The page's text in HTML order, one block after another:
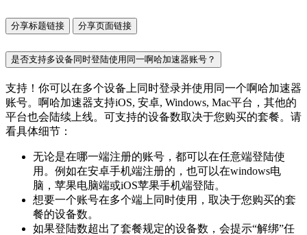
分享标题链接 分享页面链接
是否支持多设备同时登陆使用同一啊哈加速器账号？
支持！你可以在多个设备上同时登录并使用同一个啊哈加速器
账号。啊哈加速器支持iOS, 安卓, Windows, Mac平台，其他的
平台也会陆续上线。可支持的设备数取决于您购买的套餐。请
看具体细节：
无论是在哪一端注册的账号，都可以在任意端登陆使
用。例如在安卓手机端注册的，也可以在windows电
脑，苹果电脑端或iOS苹果手机端登陆。
想要一个账号在多个端上同时使用，取决于您购买的套
餐的设备数。
如果登陆数超出了套餐规定的设备数，会提示“解绑”任